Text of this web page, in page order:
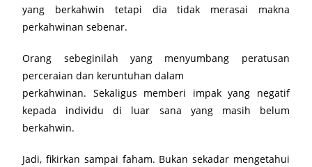
yang berkahwin tetapi dia tidak merasai makna
perkahwinan sebenar.
Orang sebeginilah yang menyumbang peratusan
perceraian dan keruntuhan dalam
perkahwinan. Sekaligus memberi impak yang negatif
kepada individu di luar sana yang masih belum
berkahwin.
Jadi, fikirkan sampai faham. Bukan sekadar mengetahui